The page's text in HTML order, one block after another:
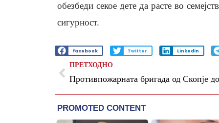
обезбеди секое дете да расте во
сигурност.
Facebook Twitter LinkedIn
ПРЕТХОДНО